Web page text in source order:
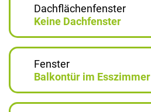
Dachflächenfenster
Keine Dachfenster
Fenster
Balkontür im Esszimmer